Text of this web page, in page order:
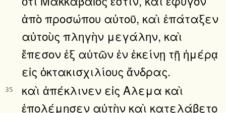
ἀπὸ προσώπου αὐτοῦ, καὶ ἐπάταξεν
αὐτοὺς πληγὴν μεγάλην, καὶ
ἔπεσον ἐξ αὐτῶν ἐν ἐκείνῃ τῇ ἡμέρᾳ
εἰς ὀκτακισχιλίους ἄνδρας.
35
καὶ ἀπέκλινεν εἰς Αλεμα καὶ
ἐπολέμησεν αὐτὴν καὶ κατελάβετο